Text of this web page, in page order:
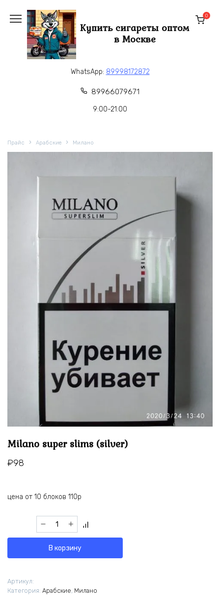
содержанию
Купить сигареты оптом
в Москве
0
WhatsApp: 89998172872
89966079671
9:00-21:00
Прайс Арабские Милано
Milano super slims (silver)
₽98
цена от 10 блоков 110р
Количество
товара
superВ корзину
Артикул:
Категория: Арабские, Милано